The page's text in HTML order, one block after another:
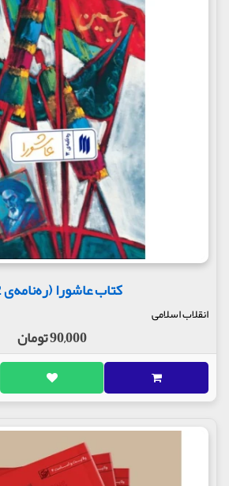
کتاب عاشورا (ره‌نامه‌ی 12)
انقلاب اسلامی
90,000 تومان